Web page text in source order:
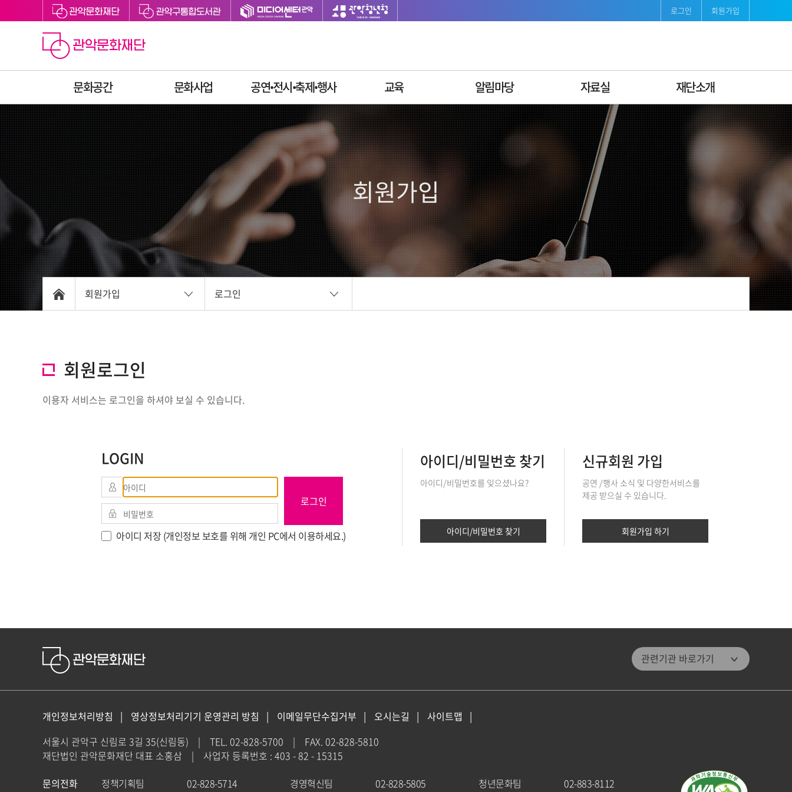
로그인 회원가입
문화공간
관악아트홀
관악구립도서관
관악어린이라운지
싱글벙글교육센터
미디어센터관악
관천로 문화플랫폼
S1472
관악청년청
공간대관
문화사업
예술지원
축제
문화향유
예술교육
문화복지
청년문화
후원
공연ꞏ전시ꞏ축제ꞏ행사
이달의 일정
공연안내
전시안내
축제안내
행사안내
교육
싱글벙글교육센터
알림마당
재단소식
사업공고
입찰공고
채용정보
질문과답변
자주묻는질문
자료실
보도자료
발간자료
서식자료
재단소개
재단소개
인사말
연혁
조직도ꞏ팀별안내
비전·미션 & CI
경영공시
지속가능경영
오시는길
회원가입
회원가입 로그인
회원로그인
이용자 서비스는 로그인을 하셔야 보실 수 있습니다.
LOGIN
아이디 저장 (개인정보 보호를 위해 개인 PC에서 이용하세요.)
로그인
아이디/비밀번호 찾기
아이디/비밀번호를 잊으셨나요?
아이디/비밀번호 찾기
신규회원 가입
공연 /행사 소식 및 다양한서비스를
제공 받으실 수 있습니다.
회원가입 하기
관련기관 바로가기
관악문화재단
관악구통합도서관
미디어센터관악
개인정보처리방침 영상정보처리기기 운영관리 방침 이메일무단수집거부 오시는길
사이트맵
서울시 관악구 신림로 3길 35(신림동)
| TEL. 02-828-5700 |
FAX. 02-828-5810
재단법인 관악문화재단 대표 소홍삼
|
사업자 등록번호 : 403 - 82 - 15315
문의전화
정책기획팀 02-828-5714 경영혁신팀 02-828-5805 청년문화팀
02-883-8112